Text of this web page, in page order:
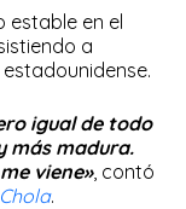
en el
a
igual de todo
más madura.
viene», contó
.